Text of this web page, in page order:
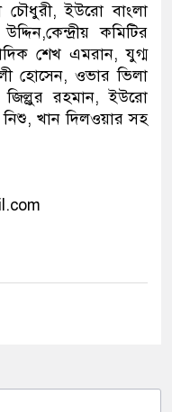
চৌধুরী, ইউরো বাংলা
কমিটির
শেখ এমরান, যুগ্ম
হোসেন, ওভার ভিলা
রহমান, ইউরো
নিশু, খান দিলওয়ার সহ